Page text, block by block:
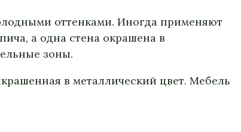
оттенками. Иногда применяют
а одна стена окрашена в
зоны.
в металлический цвет. Мебель